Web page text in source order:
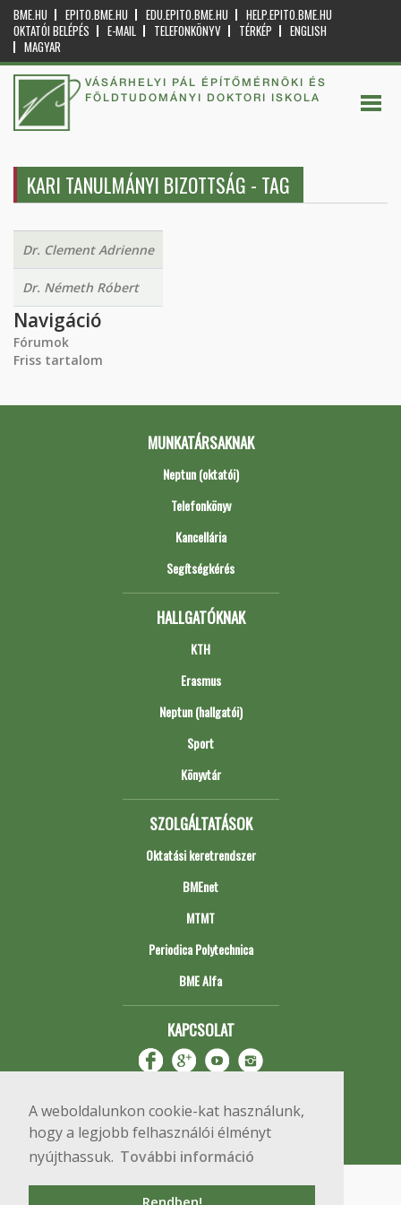
A weboldalunkon cookie-kat használunk,
hogy a legjobb felhasználói élményt
nyújthassuk. További információ
BME.HU EPITO.BME.HU EDU.EPITO.BME.HU
HELP.EPITO.BME.HU
OKTATÓI BELÉPÉS
E-MAIL TELEFONKÖNYV TÉRKÉP
ENGLISH
MAGYAR
VÁSÁRHELYI PÁL ÉPÍTŐMÉRNÖKI ÉS
FÖLDTUDOMÁNYI DOKTORI ISKOLA
KARI TANULMÁNYI BIZOTTSÁG - TAG
Dr. Clement Adrienne
Dr. Németh Róbert
Navigáció
Fórumok
Friss tartalom
MUNKATÁRSAKNAK
Neptun (oktatói)
Telefonkönyv
Kancellária
Segítségkérés
HALLGATÓKNAK
KTH
Erasmus
Neptun (hallgatói)
Sport
Könyvtár
SZOLGÁLTATÁSOK
Oktatási keretrendszer
BMEnet
MTMT
Periodica Polytechnica
BME Alfa
KAPCSOLAT
Copyright © 2020 BME Építőmérnöki Kar